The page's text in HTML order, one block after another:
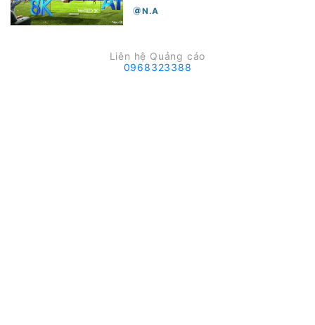
N.A
Liên hệ Quảng cáo
0968323388